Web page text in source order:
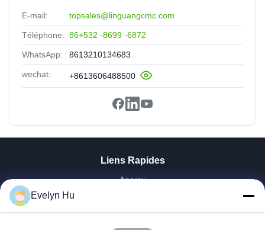
E-mail: topsales@linguangcmc.com
Téléphone: 86+532 -8699 -6872
WhatsApp: 8613210134683
wechat: +8613606488500
Liens Rapides
Aperçu
VR Show
Evelyn Hu